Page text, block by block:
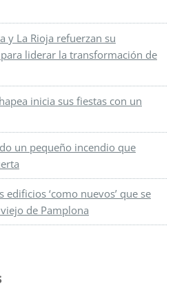
y La Rioja refuerzan su
liderar la transformación de
inicia sus fiestas con un
un pequeño incendio que
edificios ‘como nuevos’ que se
de Pamplona